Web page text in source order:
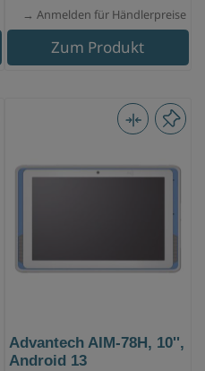
→ Anmelden für Händlerpreise
Zum Produkt
Advantech AIM-78H, 10'',
Android 13